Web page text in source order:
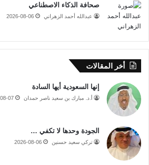
صحافة الذكاء الاصطناعي
عبدالله أحمد الزهراني 2026-08-06
أخر المقالات
إنها السعودية أيها السادة
أ.د. مبارك بن سعيد ناصر حمدان 07
الجودة وحدها لا تكفي …
تركي سعيد حسنين 2026-08-06